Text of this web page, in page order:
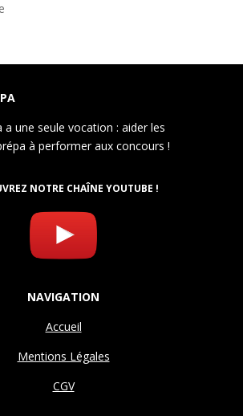
a une seule vocation : aider les
à performer aux concours !
NOTRE CHAÎNE YOUTUBE !
NAVIGATION
Accueil
Mentions Légales
CGV